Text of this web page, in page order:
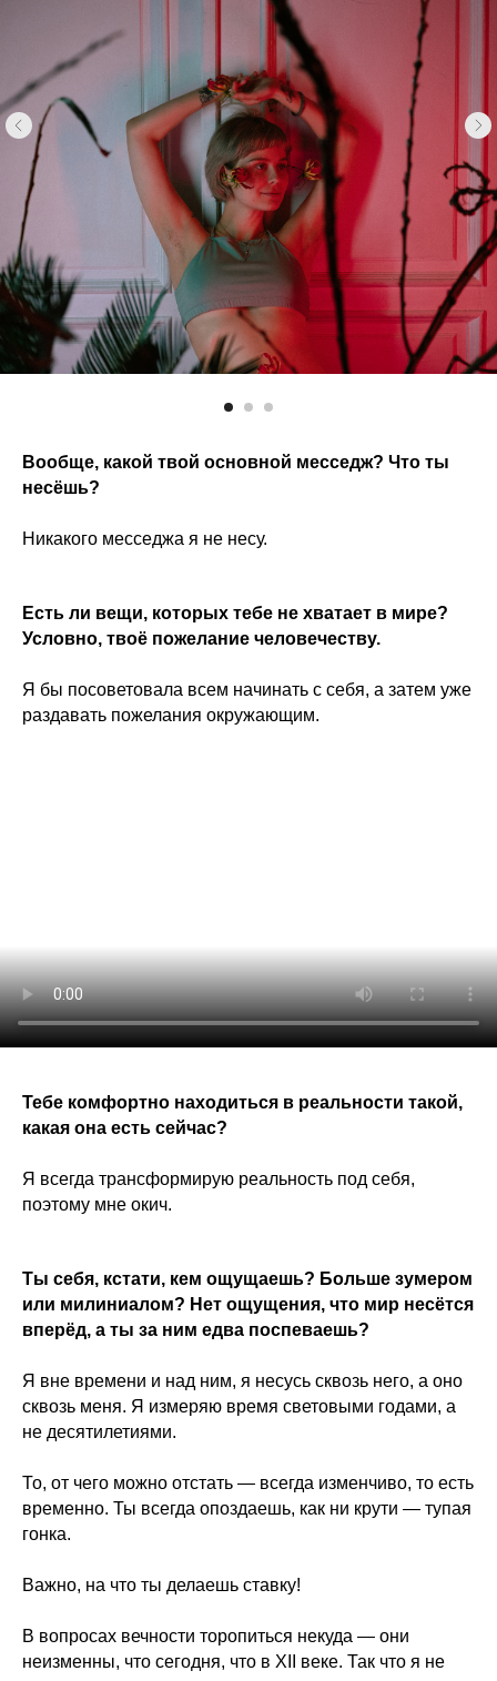
Вообще, какой твой основной месседж? Что ты
несёшь?
Никакого месседжа я не несу.
Есть ли вещи, которых тебе не хватает в мире?
Условно, твоё пожелание человечеству.
Я бы посоветовала всем начинать с себя, а затем уже
раздавать пожелания окружающим.
Тебе комфортно находиться в реальности такой,
какая она есть сейчас?
Я всегда трансформирую реальность под себя,
поэтому мне окич.
Ты себя, кстати, кем ощущаешь? Больше зумером
или милиниалом? Нет ощущения, что мир несётся
вперёд, а ты за ним едва поспеваешь?
Я вне времени и над ним, я несусь сквозь него, а оно
сквозь меня. Я измеряю время световыми годами, а
не десятилетиями.
То, от чего можно отстать — всегда изменчиво, то есть
временно. Ты всегда опоздаешь, как ни крути — тупая
гонка.
Важно, на что ты делаешь ставку!
В вопросах вечности торопиться некуда — они
неизменны, что сегодня, что в XII веке. Так что я не